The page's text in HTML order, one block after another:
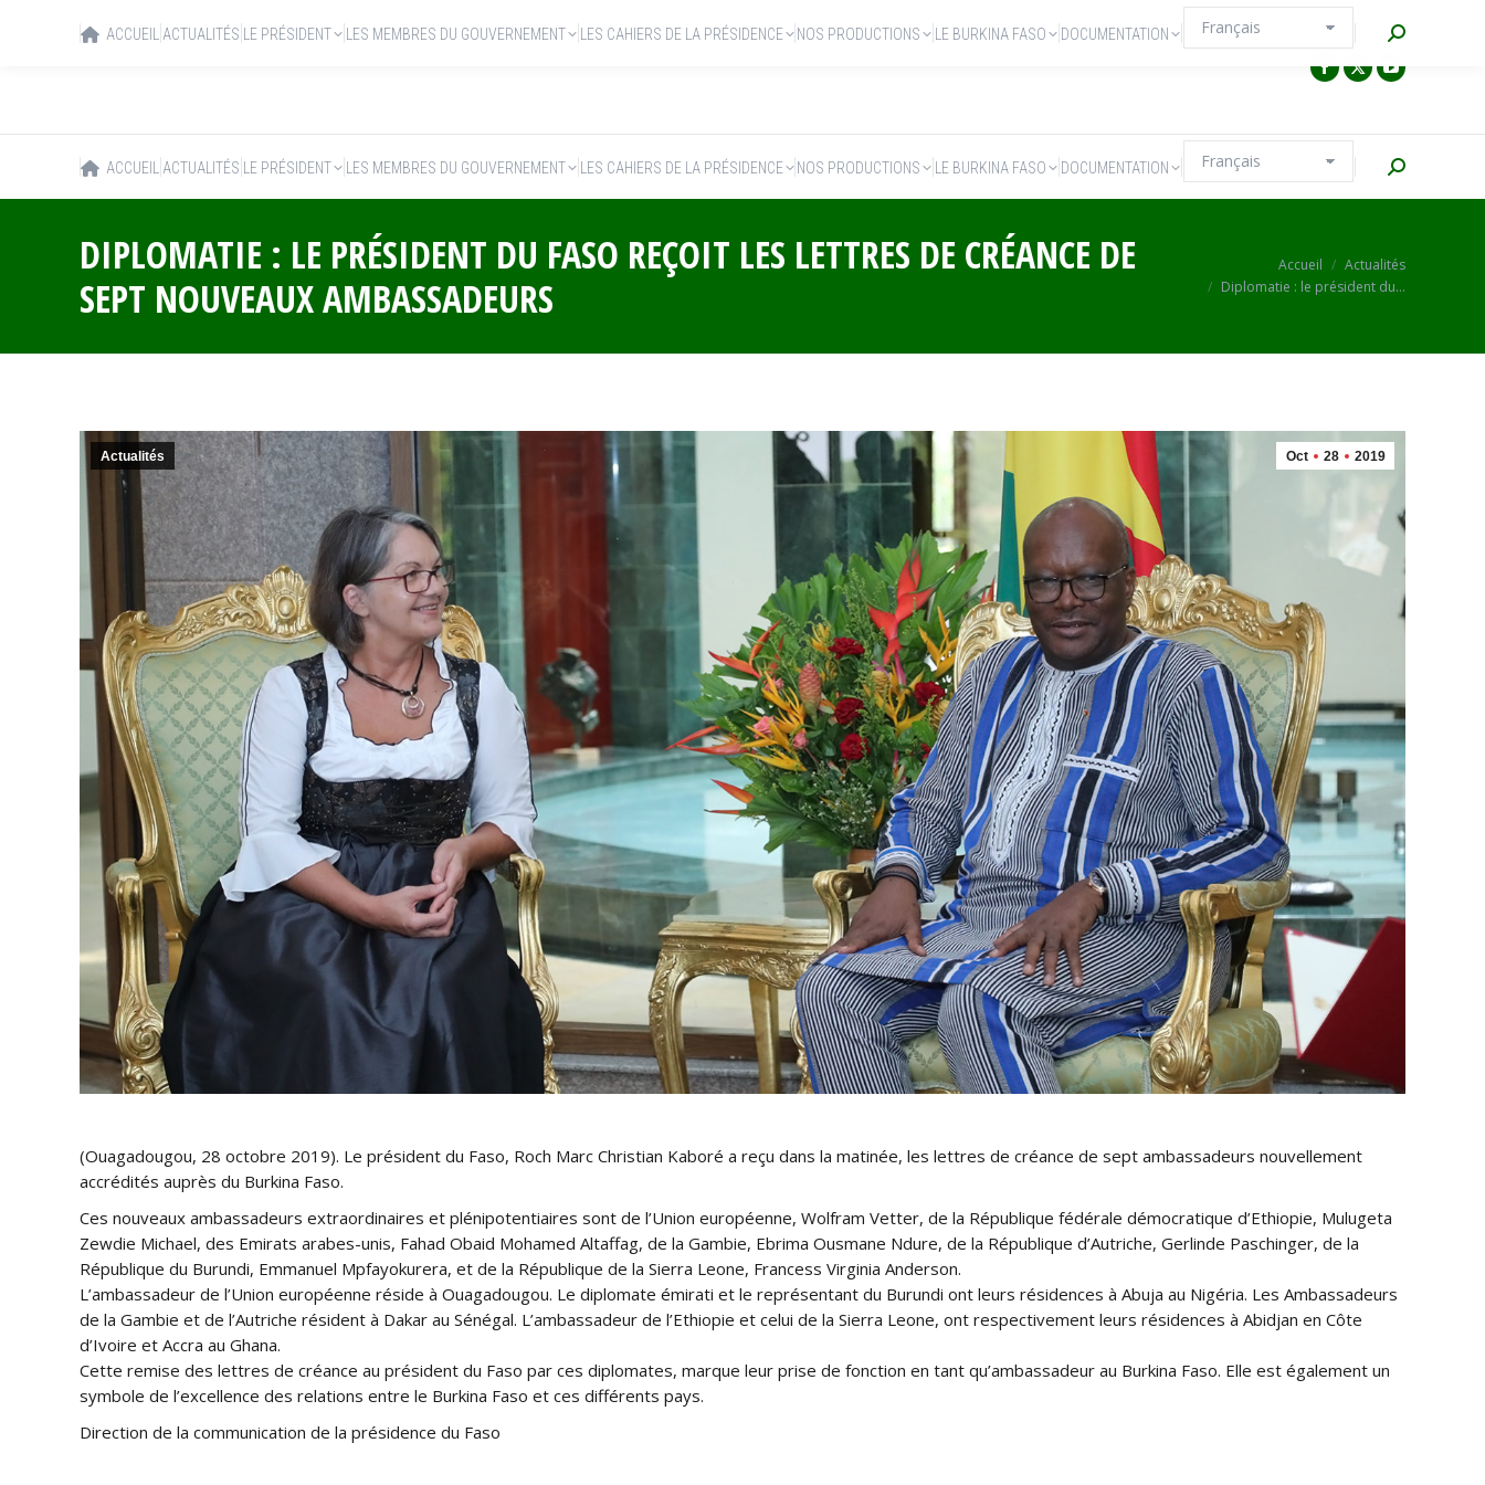
ACCUEIL ACTUALITÉS LE PRÉSIDENT LES MEMBRES DU GOUVERNEMENT LES CAHIERS DE LA PRÉSIDENCE NOS PRODUCTIONS LE BURKINA FASO DOCUMENTATION Recherche
DIPLOMATIE : LE PRÉSIDENT DU FASO REÇOIT LES LETTRES DE CRÉANCE DE
SEPT NOUVEAUX AMBASSADEURS
Accueil
Actualités
Diplomatie : le président du…
Oct 28 2019
Actualités
(Ouagadougou, 28 octobre 2019). Le président du Faso, Roch Marc Christian Kaboré a reçu dans la matinée, les lettres de créance de sept ambassadeurs nouvellement
accrédités auprès du Burkina Faso.
Ces nouveaux ambassadeurs extraordinaires et plénipotentiaires sont de l’Union européenne, Wolfram Vetter, de la République fédérale démocratique d’Ethiopie, Mulugeta
Zewdie Michael, des Emirats arabes-unis, Fahad Obaid Mohamed Altaffag, de la Gambie, Ebrima Ousmane Ndure, de la République d’Autriche, Gerlinde Paschinger, de la
République du Burundi, Emmanuel Mpfayokurera, et de la République de la Sierra Leone, Francess Virginia Anderson.
L’ambassadeur de l’Union européenne réside à Ouagadougou. Le diplomate émirati et le représentant du Burundi ont leurs résidences à Abuja au Nigéria. Les Ambassadeurs
de la Gambie et de l’Autriche résident à Dakar au Sénégal. L’ambassadeur de l’Ethiopie et celui de la Sierra Leone, ont respectivement leurs résidences à Abidjan en Côte
d’Ivoire et Accra au Ghana.
Cette remise des lettres de créance au président du Faso par ces diplomates, marque leur prise de fonction en tant qu’ambassadeur au Burkina Faso. Elle est également un
symbole de l’excellence des relations entre le Burkina Faso et ces différents pays.
Direction de la communication de la présidence du Faso
ACCUEIL ACTUALITÉS LE PRÉSIDENT LES MEMBRES DU GOUVERNEMENT LES CAHIERS DE LA PRÉSIDENCE NOS PRODUCTIONS LE BURKINA FASO DOCUMENTATION Recherche